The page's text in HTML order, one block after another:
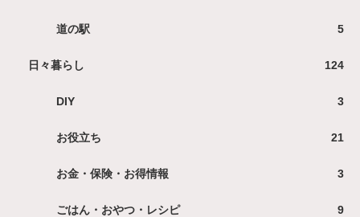
道の駅 5
日々暮らし 124
DIY 3
お役立ち 21
お金・保険・お得情報 3
ごはん・おやつ・レシピ 9